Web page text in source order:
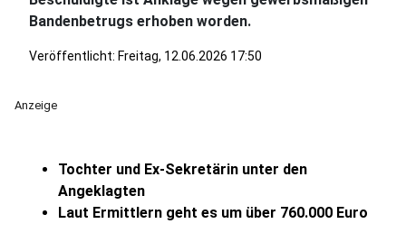
Bandenbetrugs erhoben worden.
Veröffentlicht: Freitag, 12.06.2026 17:50
Anzeige
Tochter und Ex-Sekretärin unter den
Angeklagten
Laut Ermittlern geht es um über 760.000 Euro